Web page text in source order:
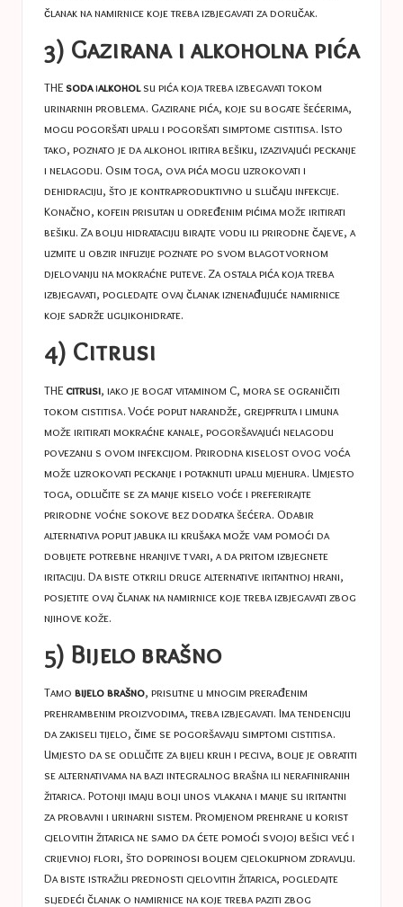
članak nanamirnice koje treba izbjegavati za doručak.
3) Gazirana i alkoholna pića
THE sodaialkoholsu pića koja treba izbegavati tokom
urinarnih problema. Gazirane pića, koje su bogate šećerima,
mogu pogoršati upalu i pogoršati simptome cistitisa. Isto
tako, poznato je da alkohol iritira bešiku, izazivajući peckanje
i nelagodu. Osim toga, ova pića mogu uzrokovati i
dehidraciju, što je kontraproduktivno u slučaju infekcije.
Konačno, kofein prisutan u određenim pićima može iritirati
bešiku. Za bolju hidrataciju birajte vodu ili prirodne čajeve, a
uzmite u obzir infuzije poznate po svom blagotvornom
djelovanju na mokraćne puteve. Za ostala pića koja treba
izbjegavati, pogledajte ovaj članakiznenađujuće namirnice
koje sadrže ugljikohidrate.
4) Citrusi
THE citrusi, iako je bogat vitaminom C, mora se ograničiti
tokom cistitisa. Voće poput narandže, grejpfruta i limuna
može iritirati mokraćne kanale, pogoršavajući nelagodu
povezanu s ovom infekcijom. Prirodna kiselost ovog voća
može uzrokovati peckanje i potaknuti upalu mjehura. Umjesto
toga, odlučite se za manje kiselo voće i preferirajte
prirodne voćne sokove bez dodatka šećera. Odabir
alternativa poput jabuka ili krušaka može vam pomoći da
dobijete potrebne hranjive tvari, a da pritom izbjegnete
iritaciju. Da biste otkrili druge alternative iritantnoj hrani,
posjetite ovaj članak nanamirnice koje treba izbjegavati zbog
njihove kože.
5) Bijelo brašno
Tamo bijelo brašno, prisutne u mnogim prerađenim
prehrambenim proizvodima, treba izbjegavati. Ima tendenciju
da zakiseli tijelo, čime se pogoršavaju simptomi cistitisa.
Umjesto da se odlučite za bijeli kruh i peciva, bolje je obratiti
se alternativama na bazi integralnog brašna ili nerafiniranih
žitarica. Potonji imaju bolji unos vlakana i manje su iritantni
za probavni i urinarni sistem. Promjenom prehrane u korist
cjelovitih žitarica ne samo da ćete pomoći svojoj bešici već i
crijevnoj flori, što doprinosi boljem cjelokupnom zdravlju.
Da biste istražili prednosti cjelovitih žitarica, pogledajte
sljedeći članak o namirnice na koje treba paziti zbog